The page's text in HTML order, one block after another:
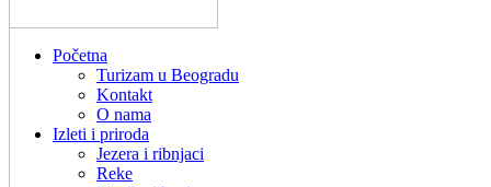
Početna
Turizam u Beogradu
Kontakt
O nama
Izleti i priroda
Jezera i ribnjaci
Reke